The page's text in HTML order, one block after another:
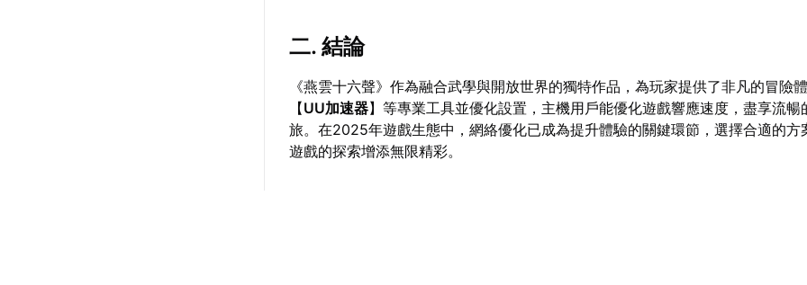
二. 結論
《燕雲十六聲》作為融合武學與開放世界的獨特作品，為玩家提供了非凡的冒險
【UU加速器】等專業工具並優化設置，主機用戶能優化遊戲響應速度，盡享流暢
旅。在2025年遊戲生態中，網絡優化已成為提升體驗的關鍵環節，選擇合適的方
遊戲的探索增添無限精彩。